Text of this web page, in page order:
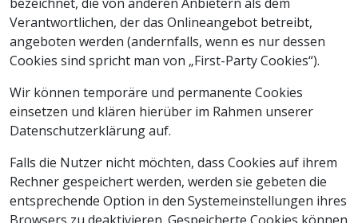
Verantwortlichen, der das Onlineangebot betreibt,
angeboten werden (andernfalls, wenn es nur dessen
Cookies sind spricht man von „First-Party Cookies“).
Wir können temporäre und permanente Cookies
einsetzen und klären hierüber im Rahmen unserer
Datenschutzerklärung auf.
Falls die Nutzer nicht möchten, dass Cookies auf ihrem
Rechner gespeichert werden, werden sie gebeten die
entsprechende Option in den Systemeinstellungen ihres
Browsers zu deaktivieren. Gespeicherte Cookies können